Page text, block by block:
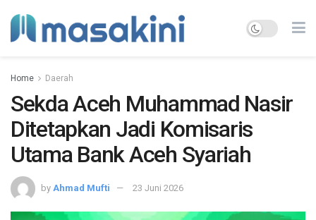
Home Daerah
Sekda Aceh Muhammad Nasir
Ditetapkan Jadi Komisaris
Utama Bank Aceh Syariah
by Ahmad Mufti 23 Juni 2026